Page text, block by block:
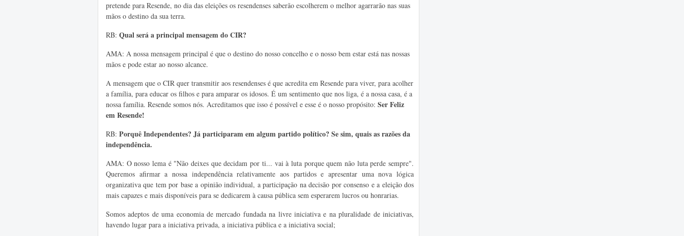
pretende para Resende, no dia das eleições os resendenses saberão escolherem o melhor agarrarão nas suas
mãos o destino da sua terra.
RB: Qual será a principal mensagem do CIR?
AMA: A nossa mensagem principal é que o destino do nosso concelho e o nosso bem estar está nas nossas
mãos e pode estar ao nosso alcance.
A mensagem que o CIR quer transmitir aos resendenses é que acredita em Resende para viver, para acolher
a família, para educar os filhos e para amparar os idosos. É um sentimento que nos liga, é a nossa casa, é a
nossa família. Resende somos nós. Acreditamos que isso é possível e esse é o nosso propósito: Ser Feliz
em Resende!
RB: Porquê Independentes? Já participaram em algum partido político? Se sim, quais as razões da
independência.
AMA: O nosso lema é "Não deixes que decidam por ti... vai à luta porque quem não luta perde sempre".
Queremos afirmar a nossa independência relativamente aos partidos e apresentar uma nova lógica
organizativa que tem por base a opinião individual, a participação na decisão por consenso e a eleição dos
mais capazes e mais disponíveis para se dedicarem à causa pública sem esperarem lucros ou honrarias.
Somos adeptos de uma economia de mercado fundada na livre iniciativa e na pluralidade de iniciativas,
havendo lugar para a iniciativa privada, a iniciativa pública e a iniciativa social;